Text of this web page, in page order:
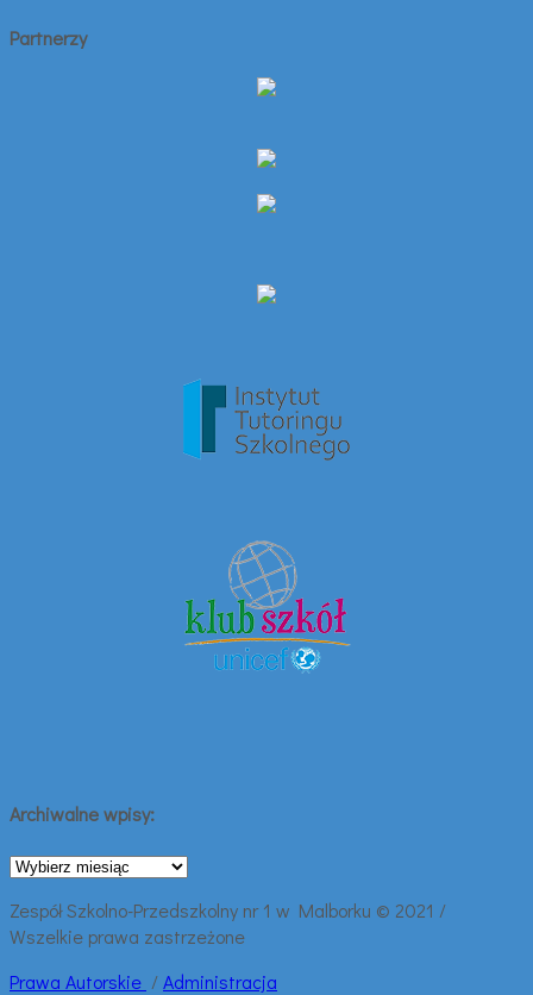
Partnerzy
Archiwalne wpisy:
Archiwalne
Zespół Szkolno-Przedszkolny nr 1 w Malborku © 2021 /
Wszelkie prawa zastrzeżone
Prawa Autorskie /Administracja